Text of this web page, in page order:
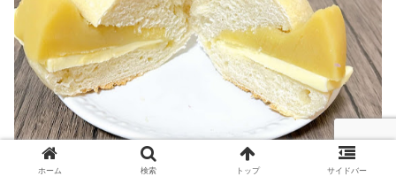
ホーム 検索 トップ サイドバー